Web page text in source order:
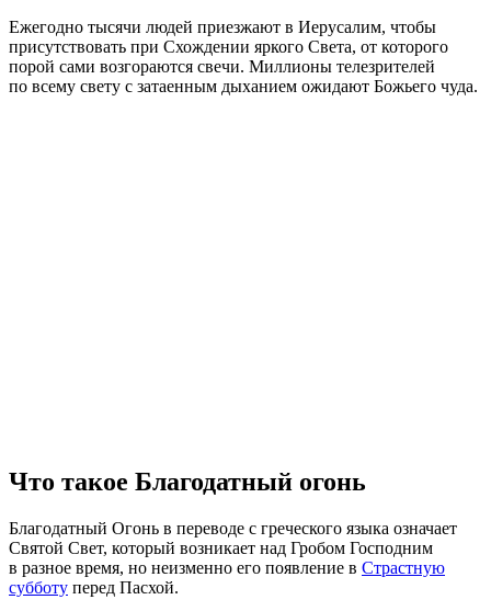
Ежегодно тысячи людей приезжают в Иерусалим, чтобы
присутствовать при Схождении яркого Света, от которого
порой сами возгораются свечи. Миллионы телезрителей
по всему свету с затаенным дыханием ожидают Божьего чуда.
Что такое Благодатный огонь
Благодатный Огонь в переводе с греческого языка означает
Святой Свет, который возникает над Гробом Господним
в разное время, но неизменно его появление в Страстную
субботу перед Пасхой.